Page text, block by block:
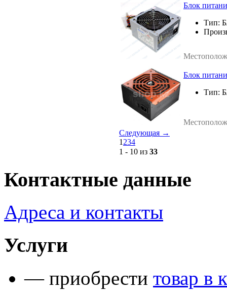
Блок
Тип:
Блок
Тип:
Cледующая →
1 234
1 - 10 из 33
Контактные данные
Адреса и контакты
Услуги
— приобрести товар в